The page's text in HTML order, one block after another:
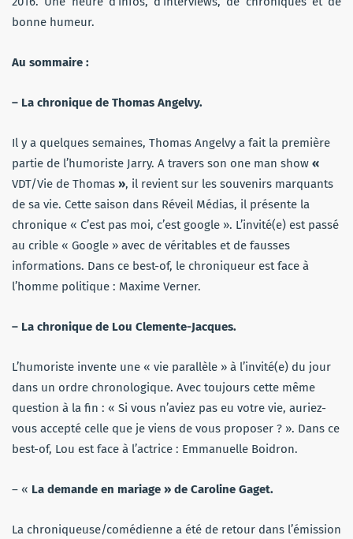
bonne humeur.
Au sommaire :
– La chronique de Thomas Angelvy.
Il y a quelques semaines, Thomas Angelvy a fait la première
partie de l’humoriste Jarry. A travers son one man show «
VDT/Vie de Thomas », il revient sur les souvenirs marquants
de sa vie. Cette saison dans Réveil Médias, il présente la
chronique « C’est pas moi, c’est google ». L’invité(e) est passé
au crible « Google » avec de véritables et de fausses
informations. Dans ce best-of, le chroniqueur est face à
l’homme politique : Maxime Verner.
– La chronique de Lou Clemente-Jacques.
L’humoriste invente une « vie parallèle » à l’invité(e) du jour
dans un ordre chronologique. Avec toujours cette même
question à la fin : « Si vous n’aviez pas eu votre vie, auriez-
vous accepté celle que je viens de vous proposer ? ». Dans ce
best-of, Lou est face à l’actrice : Emmanuelle Boidron.
– « La demande en mariage » de Caroline Gaget.
La chroniqueuse/comédienne a été de retour dans l’émission